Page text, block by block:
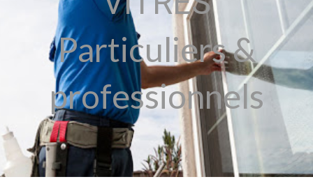
Particuliers &
professionnels